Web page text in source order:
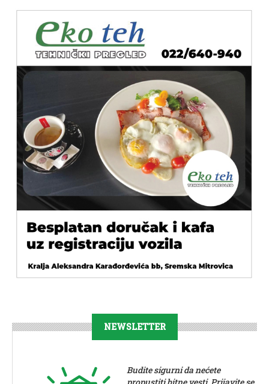
NEWSLETTER
Budite sigurni da nećete